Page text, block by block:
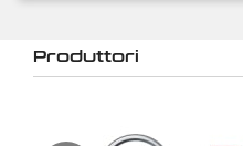
Produttori